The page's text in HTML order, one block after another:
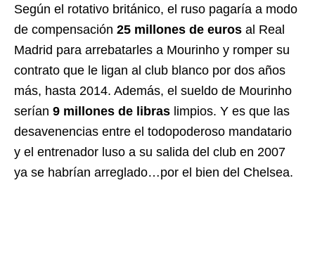
Según el rotativo británico, el ruso pagaría a modo
de compensación 25 millones de euros al Real
Madrid para arrebatarles a Mourinho y romper su
contrato que le ligan al club blanco por dos años
más, hasta 2014. Además, el sueldo de Mourinho
serían 9 millones de libras limpios. Y es que las
desavenencias entre el todopoderoso mandatario
y el entrenador luso a su salida del club en 2007
ya se habrían arreglado…por el bien del Chelsea.